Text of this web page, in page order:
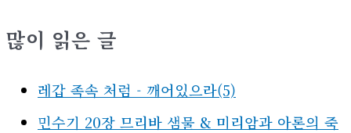
많이 읽은 글
레갑 족속 처럼 - 깨어있으라(5)
민수기 20장 므리바 샘물 & 미리암과 아론의 죽